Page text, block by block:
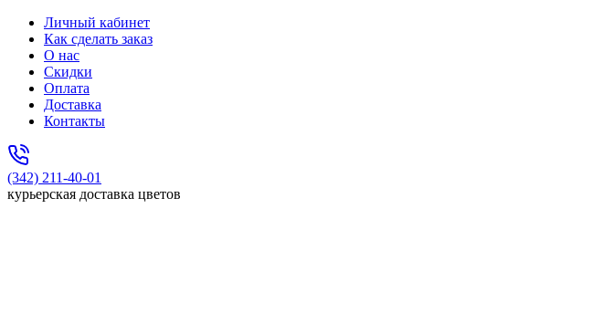
Личный кабинет
Как сделать заказ
О нас
Скидки
Оплата
Доставка
Контакты
(342) 211-40-01
курьерская доставка цветов